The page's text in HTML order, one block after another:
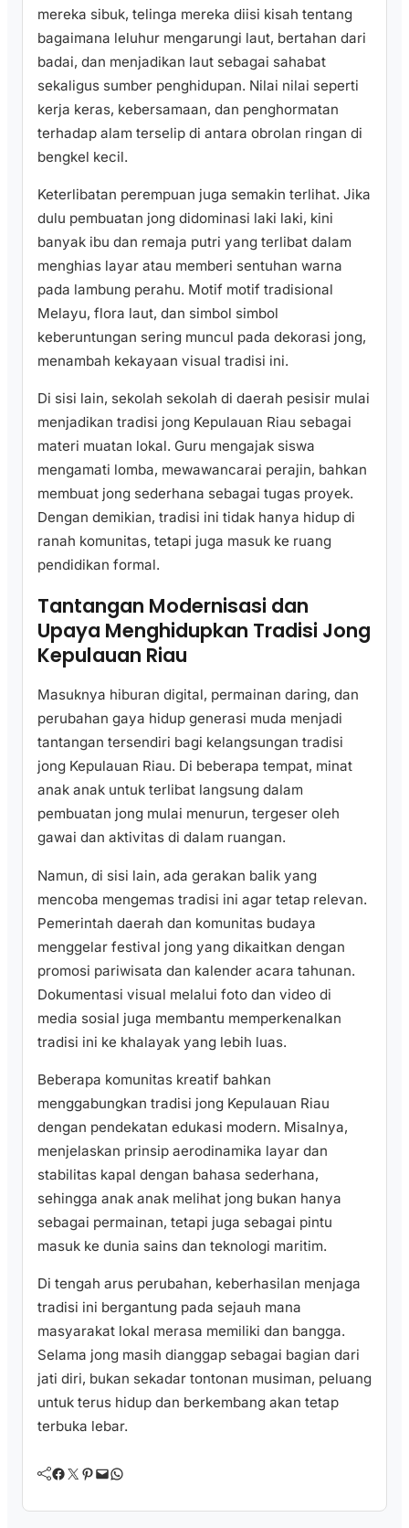
mereka sibuk, telinga mereka diisi kisah tentang
bagaimana leluhur mengarungi laut, bertahan dari
badai, dan menjadikan laut sebagai sahabat
sekaligus sumber penghidupan. Nilai nilai seperti
kerja keras, kebersamaan, dan penghormatan
terhadap alam terselip di antara obrolan ringan di
bengkel kecil.
Keterlibatan perempuan juga semakin terlihat. Jika
dulu pembuatan jong didominasi laki laki, kini
banyak ibu dan remaja putri yang terlibat dalam
menghias layar atau memberi sentuhan warna
pada lambung perahu. Motif motif tradisional
Melayu, flora laut, dan simbol simbol
keberuntungan sering muncul pada dekorasi jong,
menambah kekayaan visual tradisi ini.
Di sisi lain, sekolah sekolah di daerah pesisir mulai
menjadikan tradisi jong Kepulauan Riau sebagai
materi muatan lokal. Guru mengajak siswa
mengamati lomba, mewawancarai perajin, bahkan
membuat jong sederhana sebagai tugas proyek.
Dengan demikian, tradisi ini tidak hanya hidup di
ranah komunitas, tetapi juga masuk ke ruang
pendidikan formal.
Tantangan Modernisasi dan
Upaya Menghidupkan Tradisi Jong
Kepulauan Riau
Masuknya hiburan digital, permainan daring, dan
perubahan gaya hidup generasi muda menjadi
tantangan tersendiri bagi kelangsungan tradisi
jong Kepulauan Riau. Di beberapa tempat, minat
anak anak untuk terlibat langsung dalam
pembuatan jong mulai menurun, tergeser oleh
gawai dan aktivitas di dalam ruangan.
Namun, di sisi lain, ada gerakan balik yang
mencoba mengemas tradisi ini agar tetap relevan.
Pemerintah daerah dan komunitas budaya
menggelar festival jong yang dikaitkan dengan
promosi pariwisata dan kalender acara tahunan.
Dokumentasi visual melalui foto dan video di
media sosial juga membantu memperkenalkan
tradisi ini ke khalayak yang lebih luas.
Beberapa komunitas kreatif bahkan
menggabungkan tradisi jong Kepulauan Riau
dengan pendekatan edukasi modern. Misalnya,
menjelaskan prinsip aerodinamika layar dan
stabilitas kapal dengan bahasa sederhana,
sehingga anak anak melihat jong bukan hanya
sebagai permainan, tetapi juga sebagai pintu
masuk ke dunia sains dan teknologi maritim.
Di tengah arus perubahan, keberhasilan menjaga
tradisi ini bergantung pada sejauh mana
masyarakat lokal merasa memiliki dan bangga.
Selama jong masih dianggap sebagai bagian dari
jati diri, bukan sekadar tontonan musiman, peluang
untuk terus hidup dan berkembang akan tetap
terbuka lebar.
Facebook Twitter Pinterest Mail WhatsApp